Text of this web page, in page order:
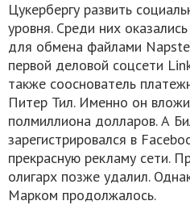
Цукербергу развить
уровня. Среди них
для обмена файлами
первой деловой соцсети
также сооснователь
Питер Тил. Именно он
полмиллиона долларов. А
зарегистрировался в
прекрасную рекламу сети.
олигарх позже удалил.
Марком продолжалось.